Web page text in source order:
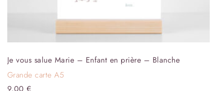
Je vous salue Marie – Enfant en prière – Blanche
Grande carte A5